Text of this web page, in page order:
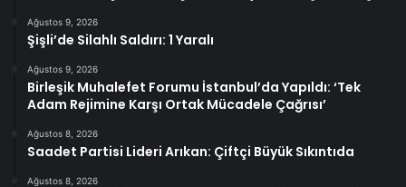
Ağustos 9, 2026
Şişli’de Silahlı Saldırı: 1 Yaralı
Ağustos 9, 2026
Birleşik Muhalefet Forumu İstanbul’da Yapıldı: ‘Tek
Adam Rejimine Karşı Ortak Mücadele Çağrısı’
Ağustos 8, 2026
Saadet Partisi Lideri Arıkan: Çiftçi Büyük Sıkıntıda
Ağustos 8, 2026